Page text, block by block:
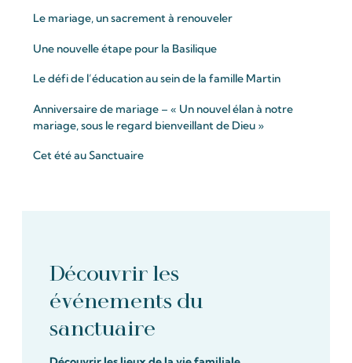
Le mariage, un sacrement à renouveler
Une nouvelle étape pour la Basilique
Le défi de l’éducation au sein de la famille Martin
Anniversaire de mariage – « Un nouvel élan à notre
mariage, sous le regard bienveillant de Dieu »
Cet été au Sanctuaire
Découvrir les
événements du
sanctuaire